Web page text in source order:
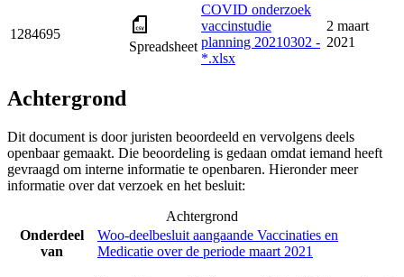
1284695
Spreadsheet
COVID onderzoek
vaccinstudie
planning 20210302 -
*.xlsx
2 maart
2021
Achtergrond
Dit document is door juristen beoordeeld en vervolgens deels
openbaar gemaakt. Die beoordeling is gedaan omdat iemand heeft
gevraagd om interne informatie te openbaren. Hieronder meer
informatie over dat verzoek en het besluit:
Achtergrond
Onderdeel
van
Woo-deelbesluit aangaande Vaccinaties en
Medicatie over de periode maart 2021